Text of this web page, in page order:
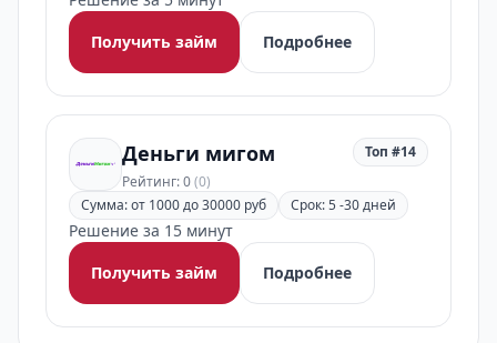
Получить займ
Подробнее
Деньги мигом
Рейтинг: 0(0)
Топ #14
Сумма: от 1000 до 30000 руб Срок: 5 -30 дней
Решение за 15 минут
Получить займ
Подробнее